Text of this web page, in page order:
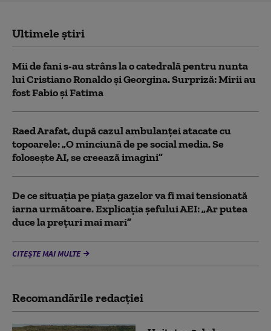
Ultimele știri
Mii de fani s-au strâns la o catedrală pentru nunta
lui Cristiano Ronaldo şi Georgina. Surpriză: Mirii au
fost Fabio şi Fatima
Raed Arafat, după cazul ambulanței atacate cu
topoarele: „O minciună de pe social media. Se
folosește AI, se creează imagini”
De ce situaţia pe piaţa gazelor va fi mai tensionată
iarna următoare. Explicația șefului AEI: „Ar putea
duce la preţuri mai mari”
CITEȘTE MAI MULTE
Recomandările redacţiei